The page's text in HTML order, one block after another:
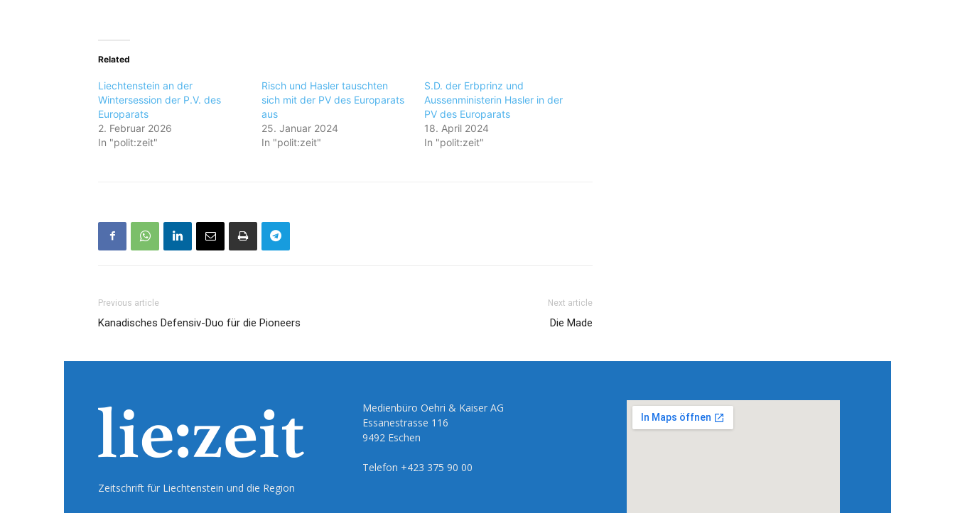
Related
Liechtenstein an der
Wintersession der P.V. des
Europarats
2. Februar 2026
In "polit:zeit"
Risch und Hasler tauschten
sich mit der PV des Europarats
aus
25. Januar 2024
In "polit:zeit"
S.D. der Erbprinz und
Aussenministerin Hasler in der
PV des Europarats
18. April 2024
In "polit:zeit"
Previous article
Kanadisches Defensiv-Duo für die Pioneers
Next article
Die Made
Zeitschrift für Liechtenstein und die Region
Medienbüro Oehri & Kaiser AG
Essanestrasse 116
9492 Eschen
Telefon +423 375 90 00